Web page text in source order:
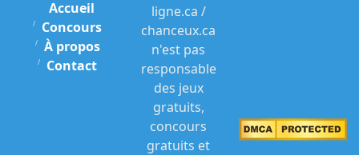
Accueil
Concours
À propos
Contact
ligne.ca /
chanceux.ca
n'est pas
responsable
des jeux
gratuits,
concours
gratuits et